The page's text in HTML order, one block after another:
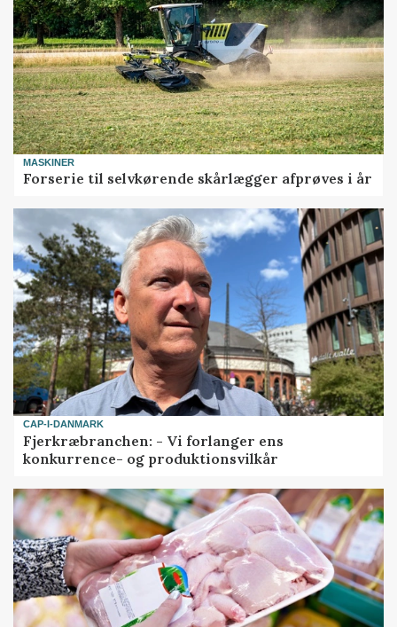
MASKINER
Forserie til selvkørende skårlægger afprøves i år
CAP-I-DANMARK
Fjerkræbranchen: - Vi forlanger ens
konkurrence- og produktionsvilkår